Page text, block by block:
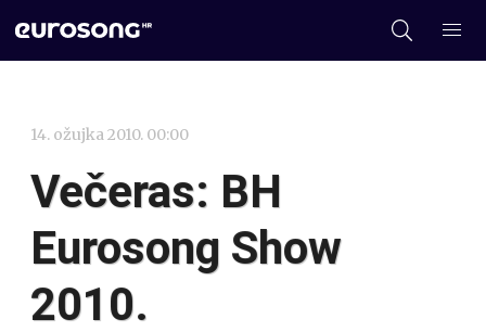
14. ožujka 2010. 00:00
Večeras: BH
Eurosong Show
2010.